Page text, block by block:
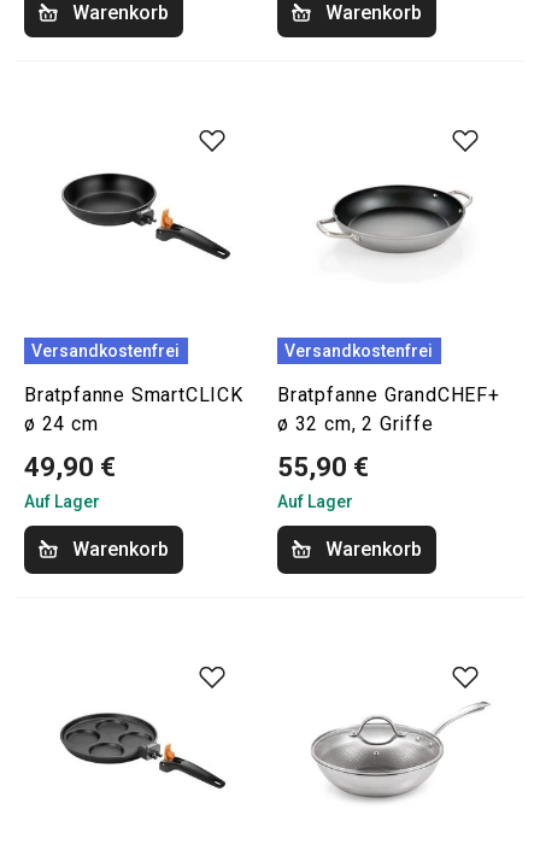
Warenkorb Warenkorb
Versandkostenfrei
Bratpfanne SmartCLICK
ø 24 cm
49,90 €
Auf Lager
Warenkorb
Versandkostenfrei
Bratpfanne GrandCHEF+
ø 32 cm, 2 Griffe
55,90 €
Auf Lager
Warenkorb